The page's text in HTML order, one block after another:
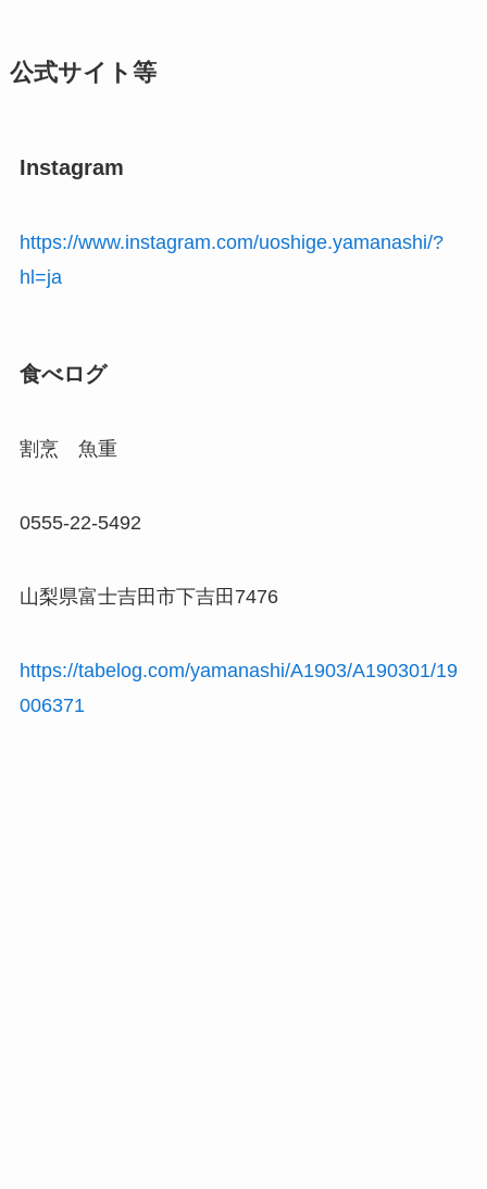
公式サイト等
Instagram
https://www.instagram.com/uoshige.yamanashi/?
hl=ja
食べログ
割烹 魚重
0555-22-5492
山梨県富士吉田市下吉田7476
https://tabelog.com/yamanashi/A1903/A190301/19
006371